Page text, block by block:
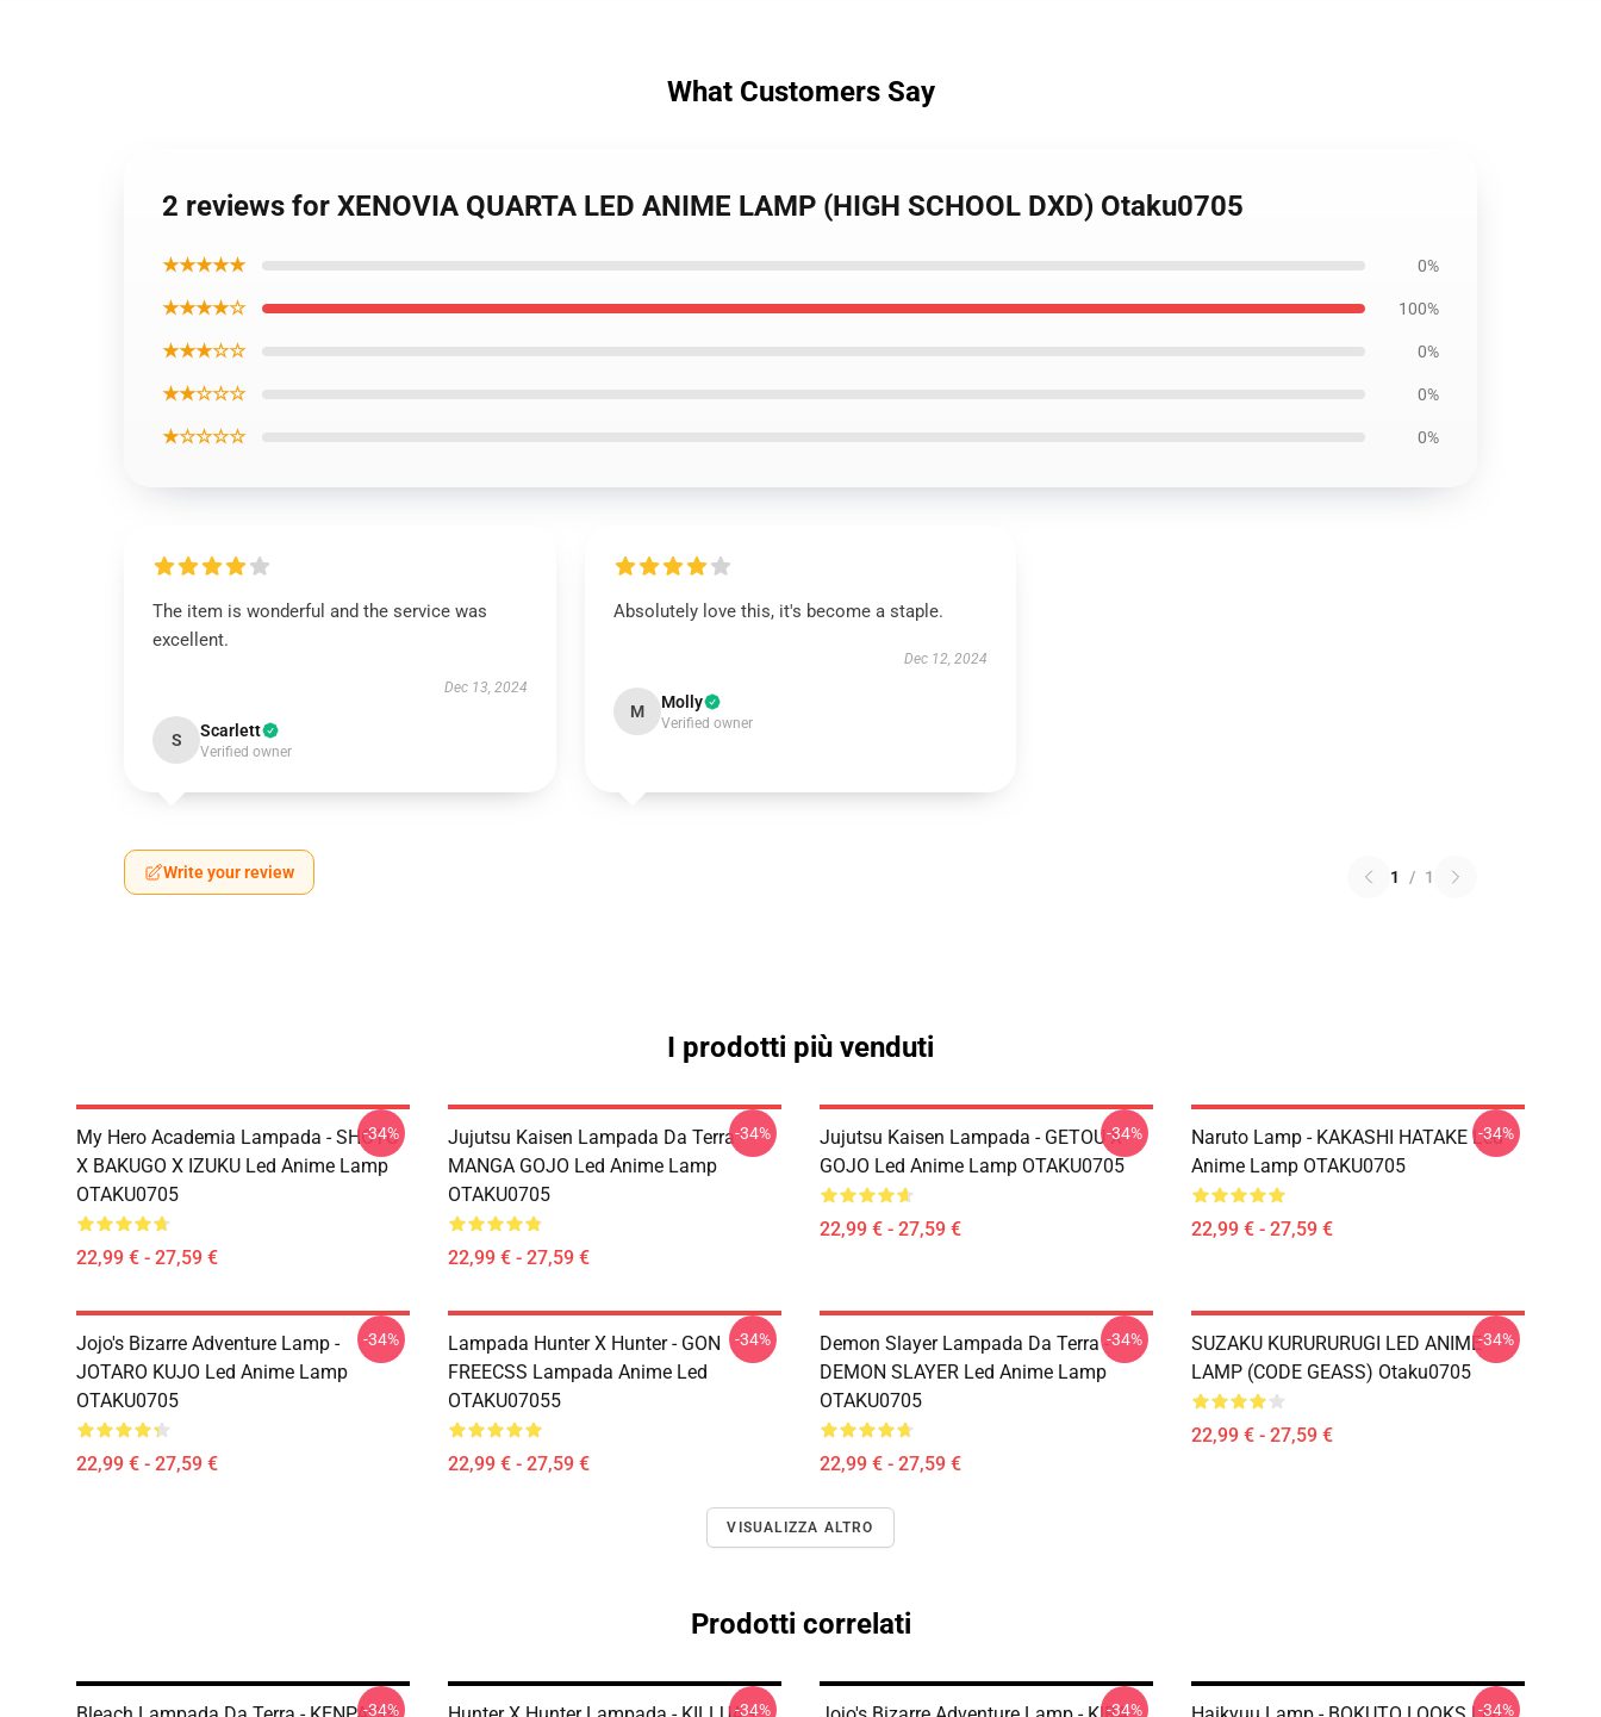
What Customers Say
2 reviews for XENOVIA QUARTA LED ANIME LAMP (HIGH SCHOOL DXD) Otaku0705
★★★★★ 0%
★★★★☆ 100%
★★★☆☆ 0%
★★☆☆☆ 0%
★☆☆☆☆ 0%
The item is wonderful and the service was
excellent.
Dec 13, 2024
S Scarlett
Verified owner
Absolutely love this, it's become a staple.
Dec 12, 2024
M Molly
Verified owner
Write your review 1 / 1
I prodotti più venduti
My Hero Academia Lampada - SHOTO
X BAKUGO X IZUKU Led Anime Lamp
OTAKU0705
22,99 € - 27,59 €
-34%
Jujutsu Kaisen Lampada Da Terra -
MANGA GOJO Led Anime Lamp
OTAKU0705
22,99 € - 27,59 €
-34%
Jujutsu Kaisen Lampada - GETOU X
GOJO Led Anime Lamp OTAKU0705
22,99 € - 27,59 €
-34%
Naruto Lamp - KAKASHI HATAKE Led
Anime Lamp OTAKU0705
22,99 € - 27,59 €
-34%
Jojo's Bizarre Adventure Lamp -
JOTARO KUJO Led Anime Lamp
OTAKU0705
22,99 € - 27,59 €
-34%
Lampada Hunter X Hunter - GON
FREECSS Lampada Anime Led
OTAKU07055
22,99 € - 27,59 €
-34%
Demon Slayer Lampada Da Terra -
DEMON SLAYER Led Anime Lamp
OTAKU0705
22,99 € - 27,59 €
-34%
SUZAKU KURURURUGI LED ANIME
LAMP (CODE GEASS) Otaku0705
22,99 € - 27,59 €
-34%
VISUALIZZA ALTRO
Prodotti correlati
-34% -34% -34% -34%